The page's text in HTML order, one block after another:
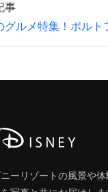
事
グルメ特集！ポルト
ーリゾートの風景や